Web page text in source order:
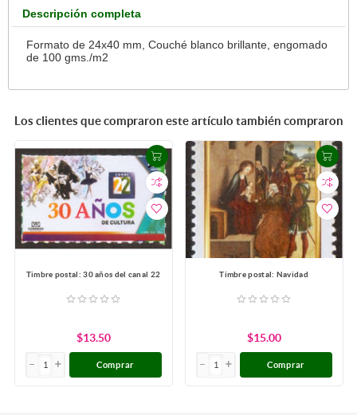
Descripción completa
Formato de 24x40 mm, Couché blanco brillante, engomado
de 100 gms./m2
Los clientes que compraron este artículo también compraron
Timbre postal: 30 años del canal 22
$13.50
Comprar
Timbre postal: Navidad
$15.00
Comprar